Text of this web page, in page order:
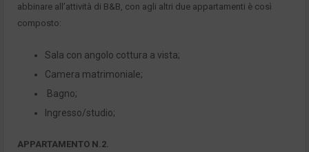
abbinare all’attività di B&B, con agli altri due appartamenti è così
composto:
Sala con angolo cottura a vista;
Camera matrimoniale;
Bagno;
Ingresso/studio;
APPARTAMENTO N.2.